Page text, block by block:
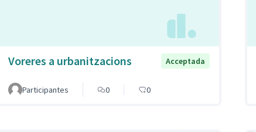
Voreres a urbanitzacions Acceptada
Participantes 0 0